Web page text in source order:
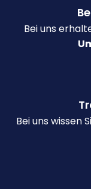
Bei uns
Bei uns wissen